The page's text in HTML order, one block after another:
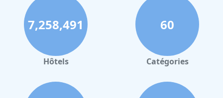
7,258,491
Hôtels
60
Catégories